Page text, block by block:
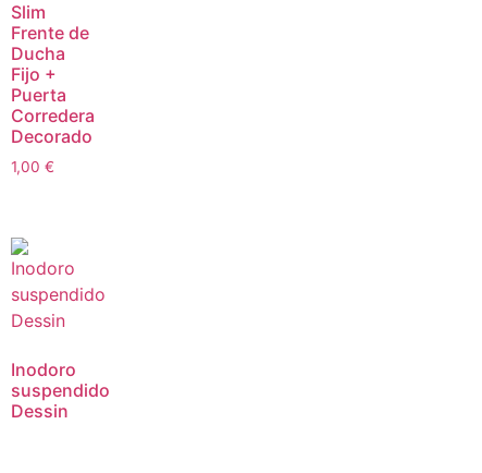
Slim
Frente de
Ducha
Fijo +
Puerta
Corredera
Decorado
1,00 €
Inodoro
suspendido
Dessin